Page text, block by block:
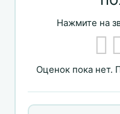
Нажмите на
Оценок пока нет.